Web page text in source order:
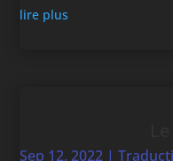
lire plus
Sep 12, 2022 |